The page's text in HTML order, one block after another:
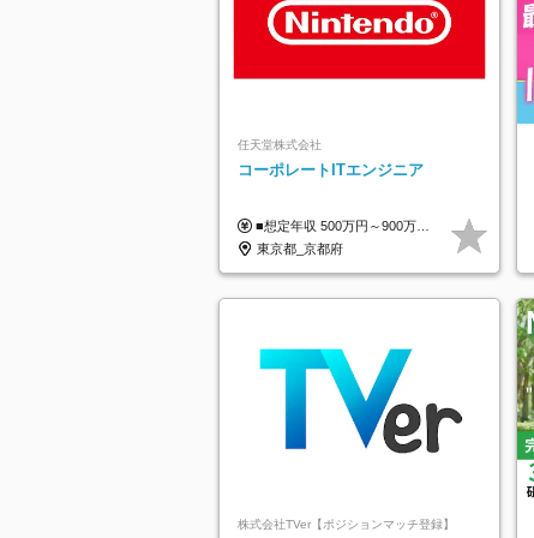
任天堂株式会社
コーポレートITエンジニア
■想定年収 500万円～900万円 月給制 月給278,000円～ ※残業が発生した場合、残業代を別途全額支給します ※試用期間2ヶ月あり(待遇や給与に差異はありません)
東京都_京都府
株式会社TVer【ポジションマッチ登録】